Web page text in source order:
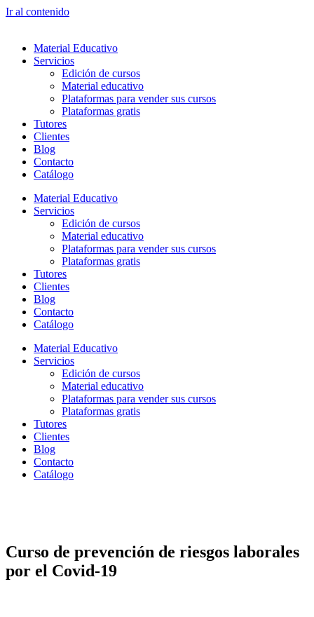
Ir al contenido
Material Educativo
Servicios
Edición de cursos
Material educativo
Plataformas para vender sus cursos
Plataformas gratis
Tutores
Clientes
Blog
Contacto
Catálogo
Material Educativo
Servicios
Edición de cursos
Material educativo
Plataformas para vender sus cursos
Plataformas gratis
Tutores
Clientes
Blog
Contacto
Catálogo
Material Educativo
Servicios
Edición de cursos
Material educativo
Plataformas para vender sus cursos
Plataformas gratis
Tutores
Clientes
Blog
Contacto
Catálogo
Curso de prevención de riesgos laborales
por el Covid-19